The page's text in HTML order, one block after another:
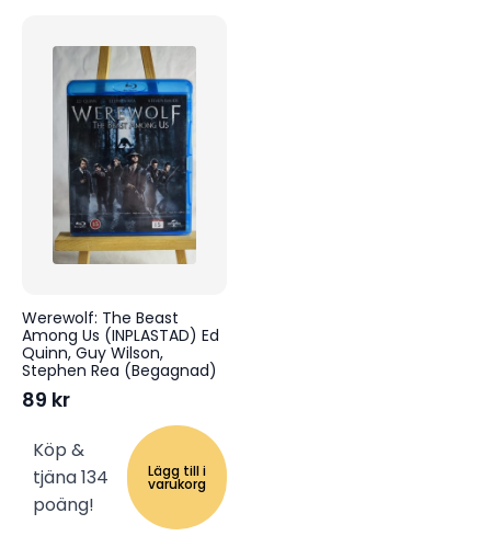
Werewolf: The Beast
Among Us (INPLASTAD) Ed
Quinn, Guy Wilson,
Stephen Rea (Begagnad)
89 kr
Köp &
tjäna 134
poäng!
Lägg till i
varukorg